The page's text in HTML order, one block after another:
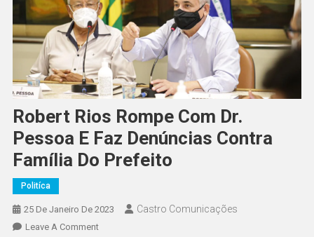
Robert Rios Rompe Com Dr.
Pessoa E Faz Denúncias Contra
Família Do Prefeito
Politíca
25 De Janeiro De 2023 Castro Comunicações
Leave A Comment